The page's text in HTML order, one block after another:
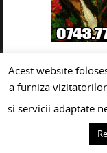
Acest website
a furniza
si servicii adaptate